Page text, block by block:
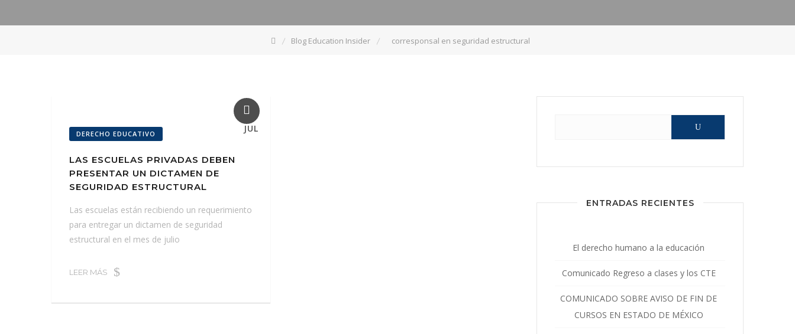
Blog Education Insider corresponsal en seguridad estructural
17
JUL
DERECHO EDUCATIVO
LAS ESCUELAS PRIVADAS DEBEN
PRESENTAR UN DICTAMEN DE
SEGURIDAD ESTRUCTURAL
Las escuelas están recibiendo un requerimiento
para entregar un dictamen de seguridad
estructural en el mes de julio
LEER MÁS
ENTRADAS RECIENTES
El derecho humano a la educación
Comunicado Regreso a clases y los CTE
COMUNICADO SOBRE AVISO DE FIN DE
CURSOS EN ESTADO DE MÉXICO